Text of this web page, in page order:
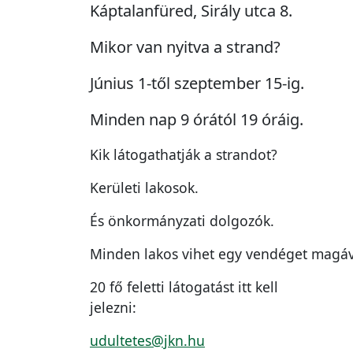
Káptalanfüred, Sirály utca 8.
Mikor van nyitva a strand?
Június 1-től szeptember 15-ig.
Minden nap 9 órától 19 óráig.
Kik látogathatják a strandot?
Kerületi lakosok.
És önkormányzati dolgozók.
Minden lakos vihet egy vendéget
20 fő feletti látogatást itt kell
jelezni:
udultetes@jkn.hu